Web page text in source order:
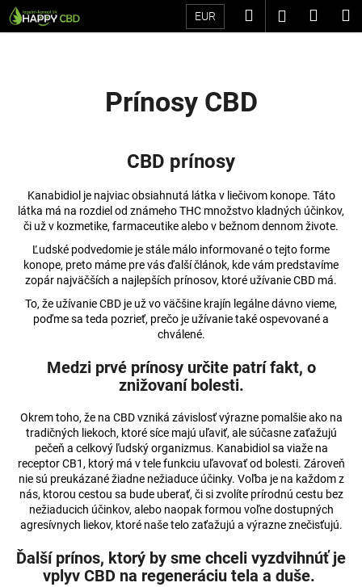
Prejsť
na
EUR Hľadať
Prínosy CBD
CBD prínosy
Kanabidiol je najviac obsiahnutá látka v liečivom konope. Táto
látka má na rozdiel od známeho THC množstvo kladných účinkov,
či už v kozmetike, farmaceutike alebo v bežnom dennom živote.
Ľudské podvedomie je stále málo informované o tejto forme
konope, preto máme pre vás ďalší článok, kde vám predstavíme
zopár najväčších a najlepších prínosov, ktoré užívanie CBD má.
To, že užívanie CBD je už vo väčšine krajín legálne dávno vieme,
poďme sa teda pozrieť, prečo je užívanie také ospevované a
chválené.
Medzi prvé prínosy určite patrí fakt, o
znižovaní bolesti.
Okrem toho, že na CBD vzniká závislosť výrazne pomalšie ako na
tradičných liekoch, ktoré síce majú uľaviť, ale súčasne zaťažujú
pečeň a celkový ľudský organizmus. Kanabidiol sa viaže na
receptor CB1, ktorý má v tele funkciu uľavovať od bolesti. Zároveň
nie sú preukázané žiadne nežiaduce účinky. Voľba je na každom z
nás, ktorou cestou sa bude uberať, či si zvolíte prírodnú cestu bez
nežiaducich účinkov, alebo naopak formou voľne dostupných
agresívnych liekov, ktoré naše telo zaťažujú a výrazne znečisťujú.
Ďalší prínos, ktorý by sme chceli vyzdvihnúť je
vplyv CBD na regeneráciu tela a duše.
K
o
e
b
u
e
s
?
HĽADAŤ